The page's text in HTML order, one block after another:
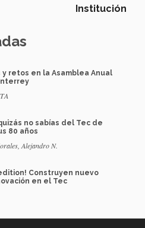
Institución
y retos en la Asamblea Anual
no sabías del Tec de
80 años
Alejandro N.
Construyen nuevo
en el Tec